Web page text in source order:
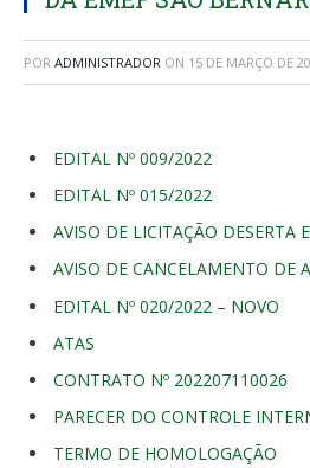
POR ADMINISTRADOR ON 15 DE MARÇO DE
EDITAL Nº 009/2022
EDITAL Nº 015/2022
AVISO DE LICITAÇÃO DESERTA
AVISO DE CANCELAMENTO DE
EDITAL Nº 020/2022 – NOVO
ATAS
CONTRATO Nº 202207110026
PARECER DO CONTROLE
TERMO DE HOMOLOGAÇÃO